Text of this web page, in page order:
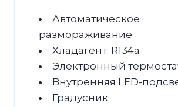
Автоматическое
размораживание
Хладагент: R134a
Электронный
Внутренняя LED-
Градусник